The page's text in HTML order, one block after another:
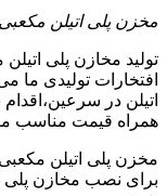
مخزن پلی اتیلن مکعبی
افتخارات تولیدی ما
اتیلن در
همراه قیمت مناسب
مخزن پلی اتیلن
برای نصب مخازن پلی